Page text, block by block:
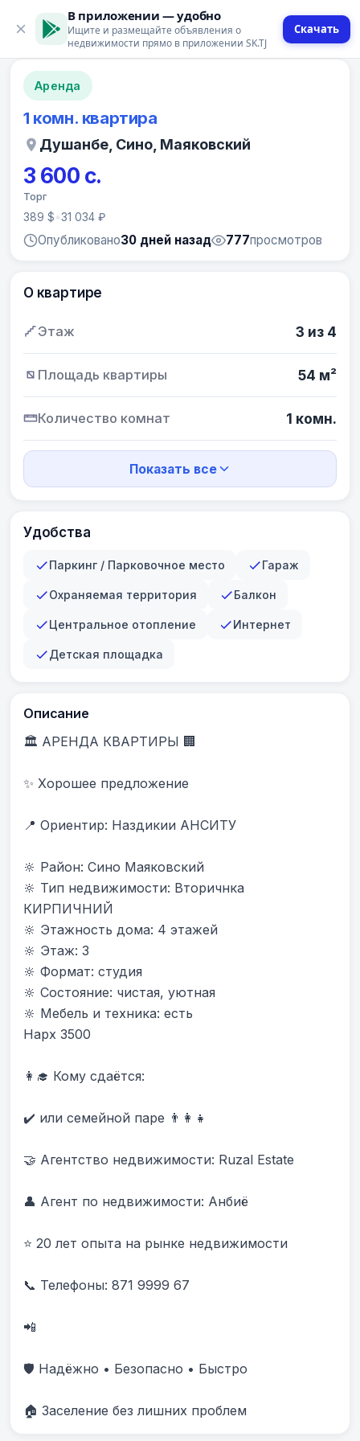
В приложении — удобно
Ищите и размещайте объявления о
недвижимости прямо в приложении SK.TJ
Скачать
12 фото
Аренда
1 комн. квартира
Душанбе, Сино, Маяковский
3 600 с.
Торг
389 $•31 034 ₽
Опубликовано30 дней назад 777просмотров
О квартире
Этаж 3 из 4
Площадь квартиры 54 м²
Количество комнат 1 комн.
Показать все
Удобства
Паркинг / Парковочное место Гараж
Охраняемая территория Балкон
Центральное отопление Интернет
Детская площадка
Описание
🏛 АРЕНДА КВАРТИРЫ 🏢
✨ Хорошее предложение
📍 Ориентир: Наздикии АНСИТУ
🔆 Район: Сино Маяковский
🔆 Тип недвижимости: Вторичнка
КИРПИЧНИЙ
🔆 Этажность дома: 4 этажей
🔆 Этаж: 3
🔆 Формат: студия
🔆 Состояние: чистая, уютная
🔆 Мебель и техника: есть
Нарх 3500
👩‍🎓 Кому сдаётся:
✔️ или семейной паре 👨‍👩‍👧
🤝 Агентство недвижимости: Ruzal Estate
👤 Агент по недвижимости: Анбиë
⭐ 20 лет опыта на рынке недвижимости
📞 Телефоны: 871 9999 67
📲
🛡️ Надёжно • Безопасно • Быстро
🏠 Заселение без лишних проблем